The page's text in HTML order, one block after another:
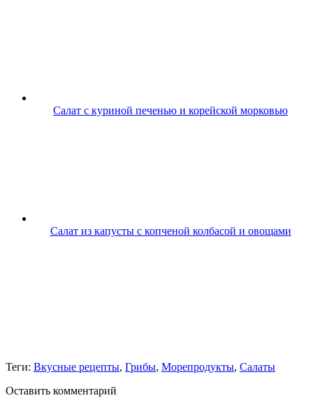
Салат с куриной печенью и корейской морковью
Салат из капусты с копченой колбасой и овощами
Теги: Вкусные рецепты, Грибы, Морепродукты, Салаты
Оставить комментарий